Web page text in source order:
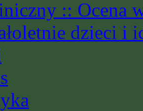
:: Ocena
dzieci i